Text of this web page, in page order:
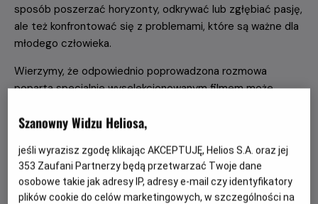
sposób poszerzać horyzonty, odkrywać lub zgłębiać pasję,
ale też konfrontować się z problemami, które są ważne dla
młodego człowieka.
Wierzymy, że odpowiednio poprowadzona rozmowa
poparta specjalnie wyselekcjonowanym filmem może
wniosków.
Korzyści projektu:
Cena biletów na spotkania w ramach Kina na Temat
jest taka sama, jak cena pozostałych biletów
Szanowny Widzu Heliosa,
jeśli wyrazisz zgodę klikając AKCEPTUJĘ, Helios S.A. oraz jej
353 Zaufani Partnerzy będą przetwarzać Twoje dane
osobowe takie jak adresy IP, adresy e-mail czy identyfikatory
plików cookie do celów marketingowych, w szczególności na